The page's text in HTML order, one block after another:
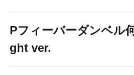
Pフィーバーダンベル
ght ver.